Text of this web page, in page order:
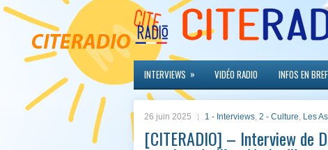
INTERVIEWS » VIDÉO RADIO INFOS EN BREF
26 juin 2025 1 - Interviews, 2 - Culture, Les
[CITERADIO] – Interview de